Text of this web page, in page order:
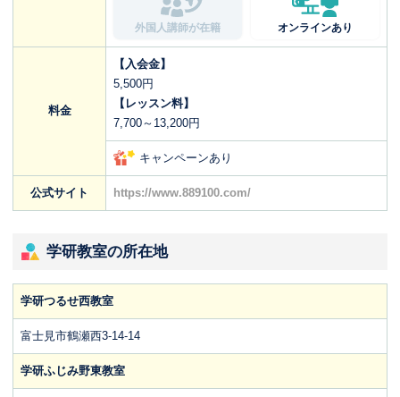
外国人講師が在籍 オンラインあり
料金
【入会金】
5,500円
【レッスン料】
7,700～13,200円
キャンペーンあり
公式サイト https://www.889100.com/
学研教室の所在地
学研つるせ西教室
富士見市鶴瀬西3-14-14
学研ふじみ野東教室